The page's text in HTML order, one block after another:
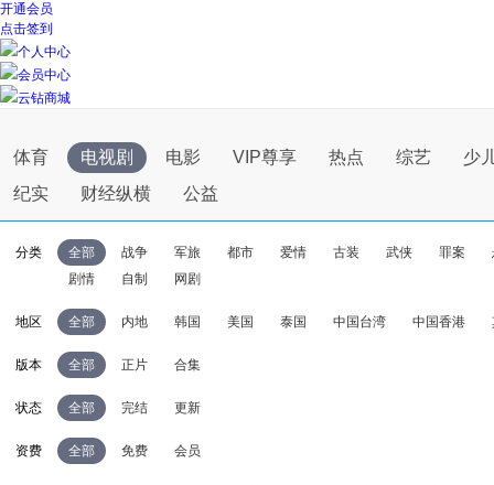
开通会员
点击签到
个人中心
会员中心
云钻商城
体育 电视剧 电影 VIP尊享 热点 综艺
少
纪实
财经纵横 公益
分类 全部 战争 军旅 都市 爱情 古装 武侠 罪案
剧情
自制 网剧
地区 全部 内地 韩国 美国 泰国 中国台湾 中国香港
版本 全部 正片 合集
状态 全部 完结 更新
资费 全部 免费 会员